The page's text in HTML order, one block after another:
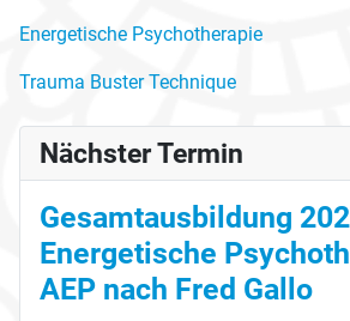
Energetische Psychotherapie
Trauma Buster Technique
Nächster Termin
Gesamtausbildung
Energetische
AEP nach Fred Gallo